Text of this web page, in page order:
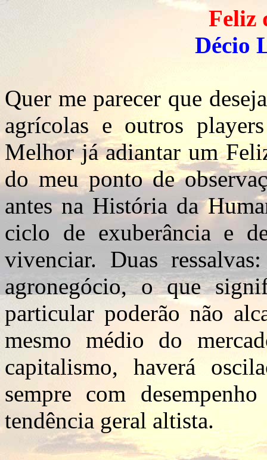
Feliz
Décio
Quer me parecer que
agrícolas e outros
Melhor já adiantar um
do meu ponto de
antes na História da
ciclo de exuberância e
vivenciar. Duas
agronegócio, o que
particular poderão não
mesmo médio do
capitalismo, haverá
sempre com
tendência geral altista.